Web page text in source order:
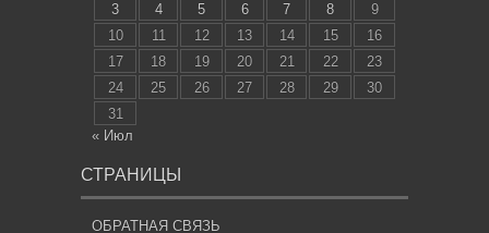
3
4 5 6 7 8
9
10
11 12 13 14 15
16
17
18 19 20 21 22
23
24
25 26 27 28 29
30
31
« Июл
СТРАНИЦЫ
ОБРАТНАЯ СВЯЗЬ